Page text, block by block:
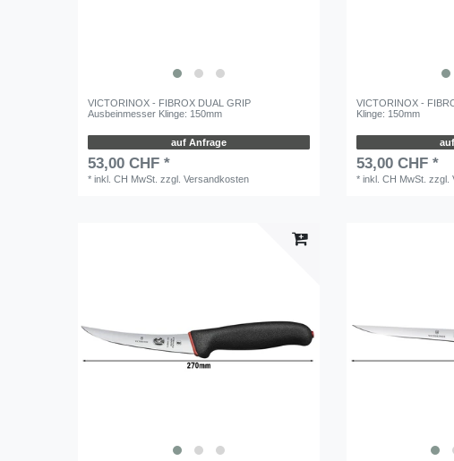
VICTORINOX - FIBROX DUAL GRIP
Ausbeinmesser Klinge: 150mm
auf Anfrage
53,00 CHF *
*inkl. CH MwSt. zzgl.Versandkosten
VICTORINOX -
Klinge: 150mm
53,00 CHF *
*inkl. CH MwSt. zzgl.